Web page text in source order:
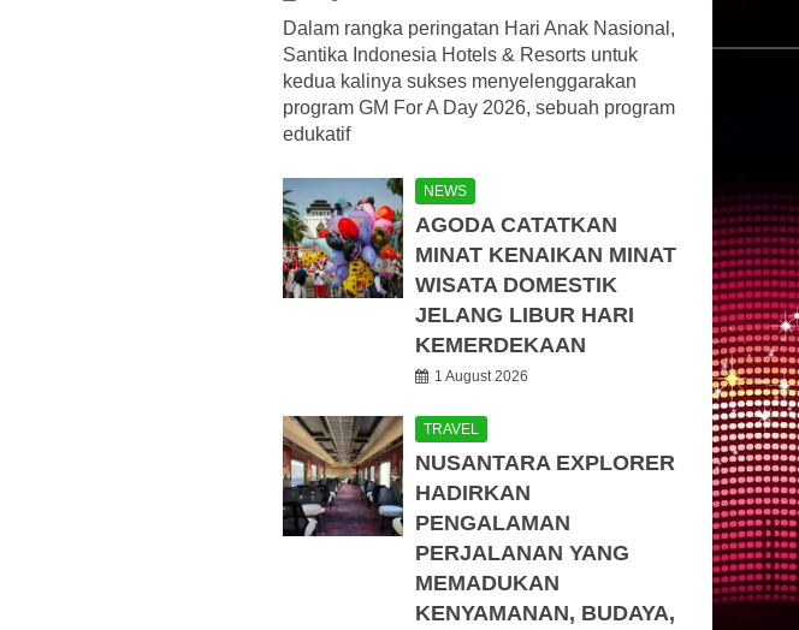
Dalam rangka peringatan Hari Anak Nasional,
Santika Indonesia Hotels & Resorts untuk
kedua kalinya sukses menyelenggarakan
program GM For A Day 2026, sebuah program
edukatif
NEWS
AGODA CATATKAN
MINAT KENAIKAN MINAT
WISATA DOMESTIK
JELANG LIBUR HARI
KEMERDEKAAN
1 August 2026
TRAVEL
NUSANTARA EXPLORER
HADIRKAN
PENGALAMAN
PERJALANAN YANG
MEMADUKAN
KENYAMANAN, BUDAYA,